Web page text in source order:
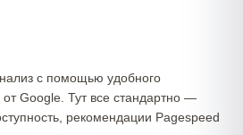
с помощью удобного
от Google. Тут все стандартно —
рекомендации Pagespeed